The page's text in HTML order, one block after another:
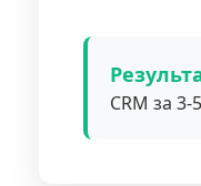
CRM за 3-